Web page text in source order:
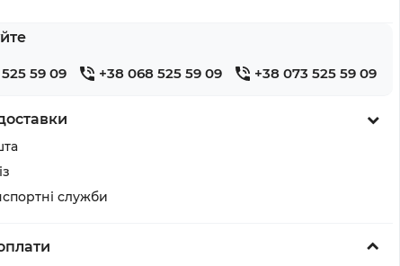
59 09 +38 068 525 59 09 +38 073 525 59 09
служби